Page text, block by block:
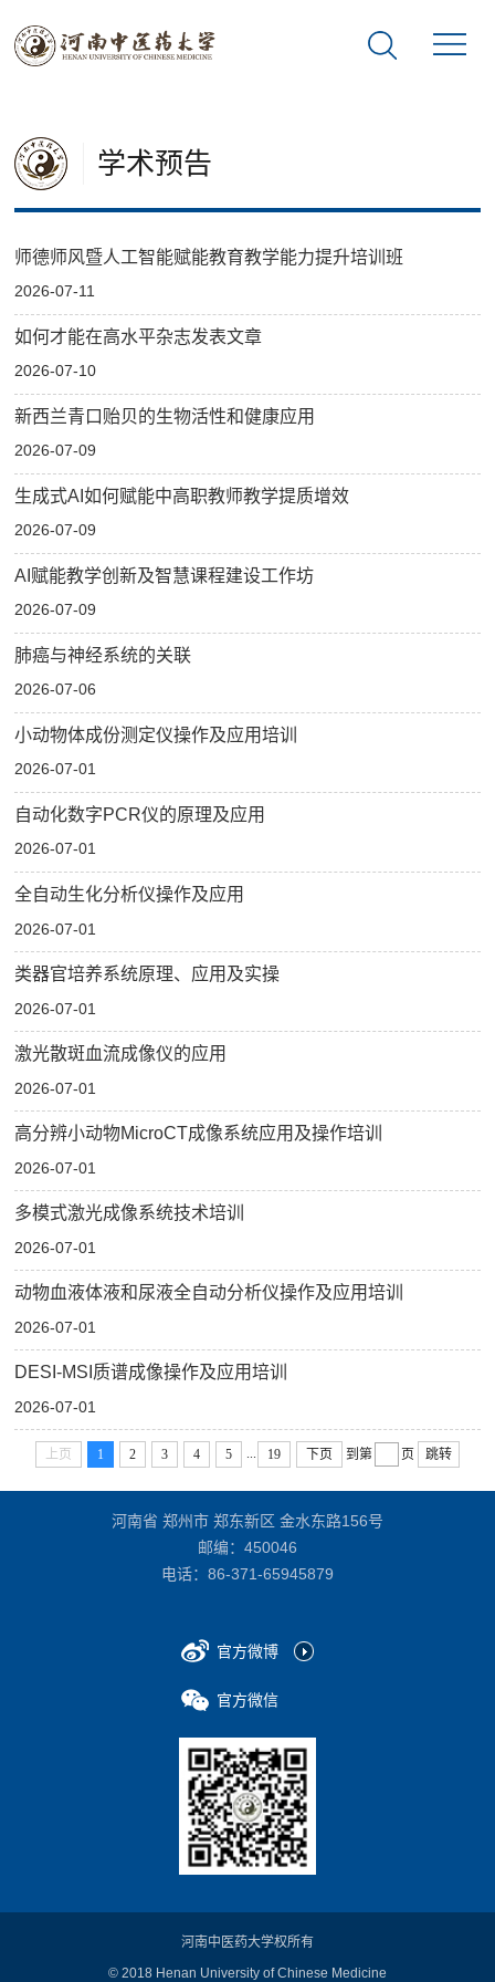
学术预告
师德师风暨人工智能赋能教育教学能力提升培训班
2026-07-11
如何才能在高水平杂志发表文章
2026-07-10
新西兰青口贻贝的生物活性和健康应用
2026-07-09
生成式AI如何赋能中高职教师教学提质增效
2026-07-09
AI赋能教学创新及智慧课程建设工作坊
2026-07-09
肺癌与神经系统的关联
2026-07-06
小动物体成份测定仪操作及应用培训
2026-07-01
自动化数字PCR仪的原理及应用
2026-07-01
全自动生化分析仪操作及应用
2026-07-01
类器官培养系统原理、应用及实操
2026-07-01
激光散斑血流成像仪的应用
2026-07-01
高分辨小动物MicroCT成像系统应用及操作培训
2026-07-01
多模式激光成像系统技术培训
2026-07-01
动物血液体液和尿液全自动分析仪操作及应用培训
2026-07-01
DESI-MSI质谱成像操作及应用培训
2026-07-01
上页 1 2 3 4 5 19 下页 到第 页 跳转
河南省 郑州市 郑东新区 金水东路156号
邮编：450046
电话： 86-371-65945879
官方微博
官方微信
河南中医药大学权所有
© 2018 Henan University of Chinese Medicine